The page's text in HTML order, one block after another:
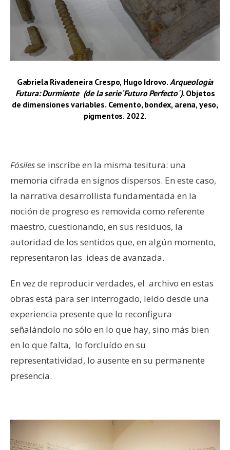
Gabriela Rivadeneira Crespo, Hugo Idrovo.Arqueología
Futura:Durmiente (de la serie´Futuro Perfecto´). Objetos
de dimensiones variables. Cemento, bondex, arena, yeso,
pigmentos. 2022.
Fósilesse inscribe en la misma tesitura: una
memoria cifrada en signos dispersos. En este caso,
la narrativa desarrollista fundamentada en la
noción de progreso es removida como referente
maestro, cuestionando, en sus residuos, la
autoridad de los sentidos que, en algún momento,
representaron las ideas de avanzada.
En vez de reproducir verdades, el archivo en estas
obras está para ser interrogado, leído desde una
experiencia presente que lo reconfigura
señalándolo no sólo en lo que hay, sino más bien
en lo que falta, lo forcluído en su
representatividad, lo ausente en su permanente
presencia.